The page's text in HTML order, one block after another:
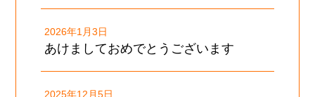
あけましておめでとうございます
2026年1月3日
2025年12月5日